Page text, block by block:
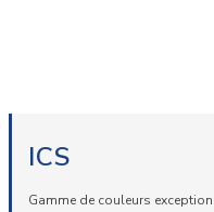
ICS
Gamme de couleurs